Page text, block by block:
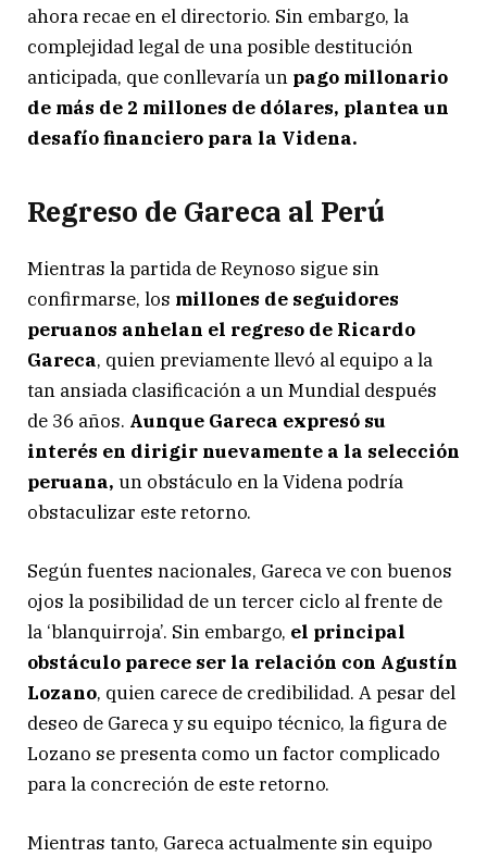
ahora recae en el directorio. Sin embargo, la
complejidad legal de una posible destitución
anticipada, que conllevaría un pago millonario
de más de 2 millones de dólares, plantea un
desafío financiero para la Videna.
Regreso de Gareca al Perú
Mientras la partida de Reynoso sigue sin
confirmarse, los millones de seguidores
peruanos anhelan el regreso de Ricardo
Gareca, quien previamente llevó al equipo a la
tan ansiada clasificación a un Mundial después
de 36 años. Aunque Gareca expresó su
interés en dirigir nuevamente a la selección
peruana, un obstáculo en la Videna podría
obstaculizar este retorno.
Según fuentes nacionales, Gareca ve con buenos
ojos la posibilidad de un tercer ciclo al frente de
la ‘blanquirroja’. Sin embargo, el principal
obstáculo parece ser la relación con Agustín
Lozano, quien carece de credibilidad. A pesar del
deseo de Gareca y su equipo técnico, la figura de
Lozano se presenta como un factor complicado
para la concreción de este retorno.
Mientras tanto, Gareca actualmente sin equipo